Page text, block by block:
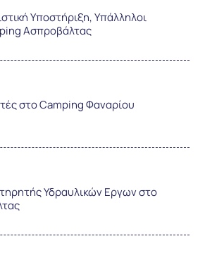
Υποστήριξη, Υπάλληλοι
Ασπροβάλτας
στο Camping Φαναρίου
Υδραυλικών Εργων στο